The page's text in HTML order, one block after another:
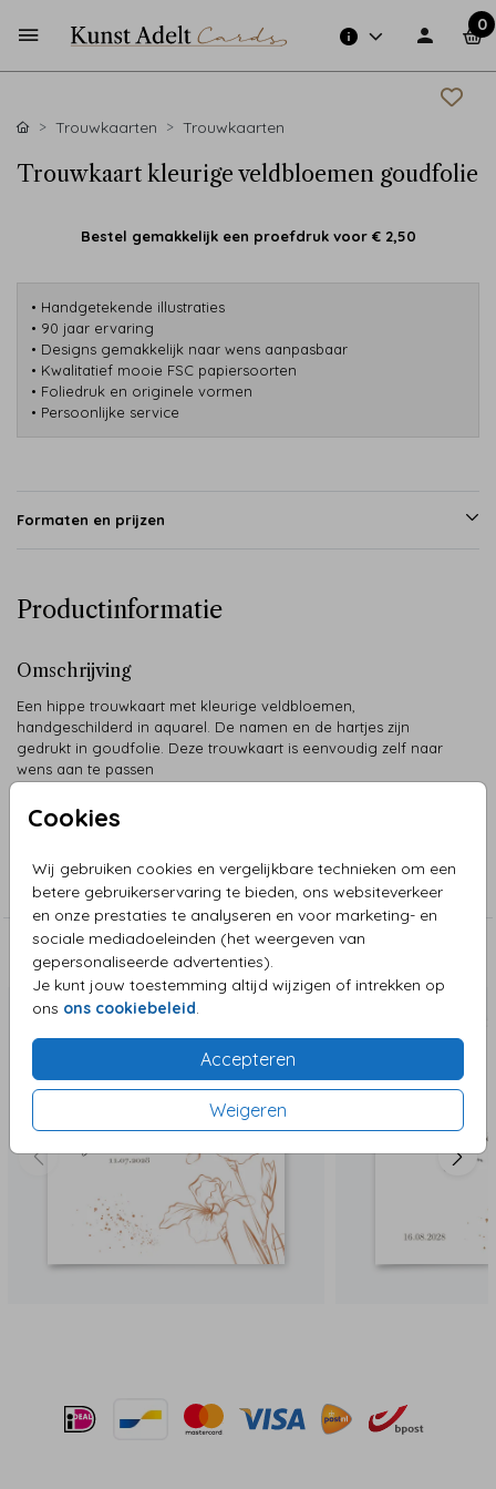
0
Cookies
Wij gebruiken cookies en vergelijkbare technieken om een
betere gebruikerservaring te bieden, ons websiteverkeer
en onze prestaties te analyseren en voor marketing- en
sociale mediadoeleinden (het weergeven van
gepersonaliseerde advertenties).
Je kunt jouw toestemming altijd wijzigen of intrekken op
ons ons cookiebeleid.
Accepteren
Weigeren
Trouwkaarten Trouwkaarten
Trouwkaart kleurige veldbloemen goudfolie
Bestel gemakkelijk een proefdruk voor € 2,50
• Handgetekende illustraties
• 90 jaar ervaring
• Designs gemakkelijk naar wens aanpasbaar
• Kwalitatief mooie FSC papiersoorten
• Foliedruk en originele vormen
• Persoonlijke service
Formaten en prijzen
Productinformatie
Omschrijving
Een hippe trouwkaart met kleurige veldbloemen,
handgeschilderd in aquarel. De namen en de hartjes zijn
gedrukt in goudfolie. Deze trouwkaart is eenvoudig zelf naar
wens aan te passen
Mouchette Harms
Trouwkaarten
Aanbevolen